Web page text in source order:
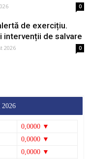
0
de exercițiu.
intervenții de salvare
2026 0
2026
0,0000 ▼
0,0000 ▼
0,0000 ▼